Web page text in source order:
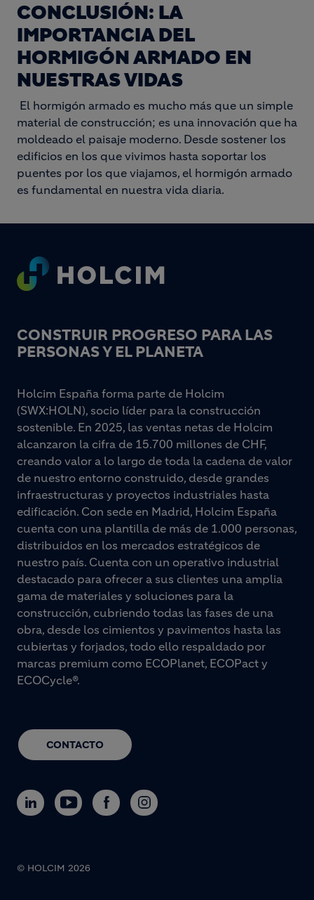
CONCLUSIÓN: LA
IMPORTANCIA DEL
HORMIGÓN ARMADO EN
NUESTRAS VIDAS
El hormigón armado es mucho más que un simple
material de construcción; es una innovación que ha
moldeado el paisaje moderno. Desde sostener los
edificios en los que vivimos hasta soportar los
puentes por los que viajamos, el hormigón armado
es fundamental en nuestra vida diaria.
Footer
CONSTRUIR PROGRESO PARA LAS
PERSONAS Y EL PLANETA
CONTACTO
Holcim España forma parte de Holcim
(SWX:HOLN), socio líder para la construcción
sostenible. En 2025, las ventas netas de Holcim
alcanzaron la cifra de 15.700 millones de CHF,
creando valor a lo largo de toda la cadena de valor
de nuestro entorno construido, desde grandes
infraestructuras y proyectos industriales hasta
edificación. Con sede en Madrid, Holcim España
cuenta con una plantilla de más de 1.000 personas,
distribuidos en los mercados estratégicos de
nuestro país. Cuenta con un operativo industrial
destacado para ofrecer a sus clientes una amplia
gama de materiales y soluciones para la
construcción, cubriendo todas las fases de una
obra, desde los cimientos y pavimentos hasta las
cubiertas y forjados, todo ello respaldado por
marcas premium como ECOPlanet, ECOPact y
ECOCycle®.
© HOLCIM 2026